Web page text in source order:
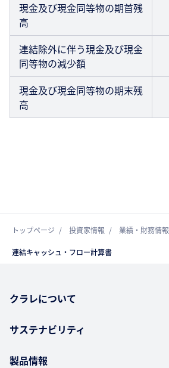
現金及び現金同等物の期首残
高
連結除外に伴う現金及び現金
同等物の減少額
現金及び現金同等物の期末残
高
トップページ 投資家情報 業績・財務情報
連結キャッシュ・フロー計算書
クラレについて
サステナビリティ
製品情報